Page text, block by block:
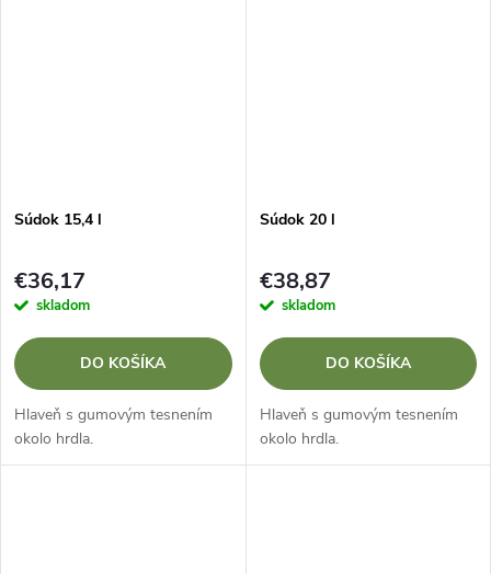
Súdok 15,4 l
€36,17
skladom
DO KOŠÍKA
Hlaveň s gumovým tesnením
okolo hrdla.
Súdok 20 l
€38,87
skladom
DO KOŠÍKA
Hlaveň s gumovým tesnením
okolo hrdla.